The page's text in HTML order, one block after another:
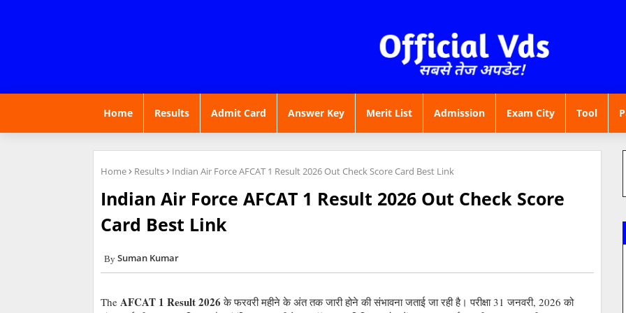
Home Results Admit Card Answer Key Merit List Admission Exam City Tool
Home Results Indian Air Force AFCAT 1 Result 2026 Out Check Score Card Best Link
Indian Air Force AFCAT 1 Result 2026 Out Check Score
Card Best Link
Suman Kumar
The AFCAT 1 Result 2026 के फरवरी महीने के अंत तक जारी होने की संभावना जताई जा रही है। परीक्षा 31 जनवरी, 2026 को